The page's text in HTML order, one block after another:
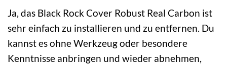
Ja, das Black Rock Cover Robust Real Carbon ist
sehr einfach zu installieren und zu entfernen. Du
kannst es ohne Werkzeug oder besondere
Kenntnisse anbringen und wieder abnehmen,